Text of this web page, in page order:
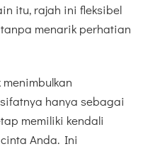
itu, rajah ini fleksibel
menarik perhatian
hanya sebagai
memiliki kendali
Anda. Ini